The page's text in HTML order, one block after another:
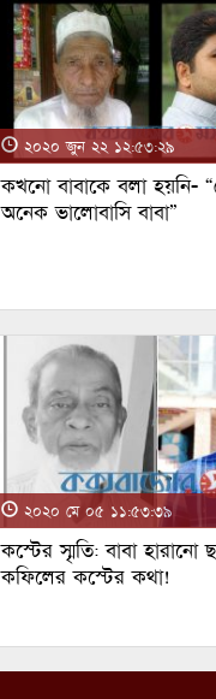
২০২০ জুন ২২ ১২:৫৩:২৯
কখনো বাবাকে বলা হয়নি-
অনেক ভালোবাসি বাবা”
২০২০ মে ০৫ ১১:৫৩:৩৯
কস্টের স্মৃতি: বাবা হারানো
কফিলের কস্টের কথা!